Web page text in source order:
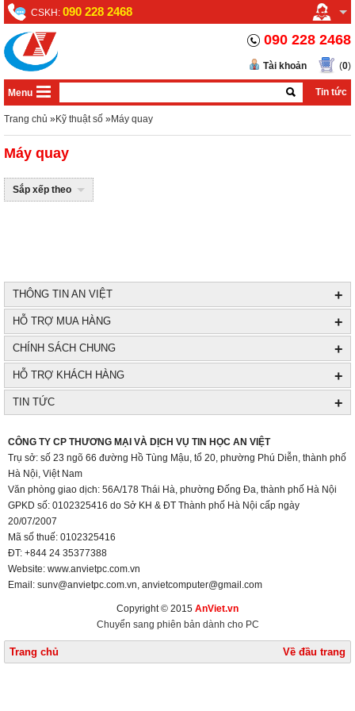
CSKH: 090 228 2468
090 228 2468
(0)
Tài khoản
Menu Tin tức
Trang chủ »Kỹ thuật số »Máy quay
Máy quay
Sắp xếp theo
THÔNG TIN AN VIỆT +
HỖ TRỢ MUA HÀNG +
CHÍNH SÁCH CHUNG +
HỖ TRỢ KHÁCH HÀNG +
TIN TỨC +
CÔNG TY CP THƯƠNG MẠI VÀ DỊCH VỤ TIN HỌC AN VIỆT
Trụ sở: số 23 ngõ 66 đường Hồ Tùng Mậu, tổ 20, phường Phú Diễn, thành phố
Hà Nội, Việt Nam
Văn phòng giao dịch: 56A/178 Thái Hà, phường Đống Đa, thành phố Hà Nội
GPKD số: 0102325416 do Sở KH & ĐT Thành phố Hà Nội cấp ngày
20/07/2007
Mã số thuế: 0102325416
ĐT: +844 24 35377388
Website: www.anvietpc.com.vn
Email: sunv@anvietpc.com.vn, anvietcomputer@gmail.com
Copyright © 2015 AnViet.vn
Chuyển sang phiên bản dành cho PC
Trang chủ Về đầu trang